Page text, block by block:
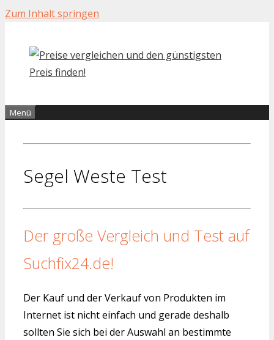
Zum Inhalt springen
Menü
Segel Weste Test
Der große Vergleich und Test auf
Suchfix24.de!
Der Kauf und der Verkauf von Produkten im
Internet ist nicht einfach und gerade deshalb
sollten Sie sich bei der Auswahl an bestimmte